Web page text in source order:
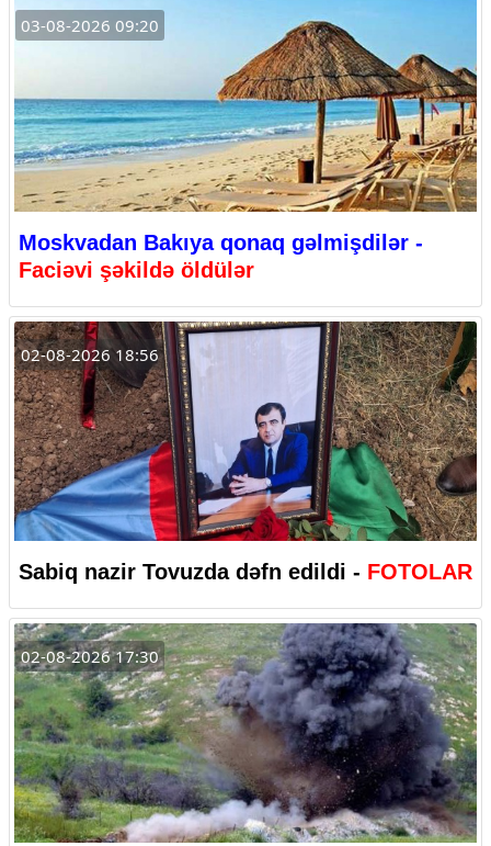
03-08-2026 09:20
Moskvadan Bakıya qonaq gəlmişdilər -
Faciəvi şəkildə öldülər
02-08-2026 18:56
Sabiq nazir Tovuzda dəfn edildi - FOTOLAR
02-08-2026 17:30